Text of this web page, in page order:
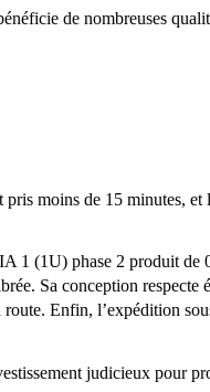
de nombreuses
moins de 15 minutes,
1 (1U) phase 2 produit
Sa conception respecte
Enfin, l’expédition
judicieux pour